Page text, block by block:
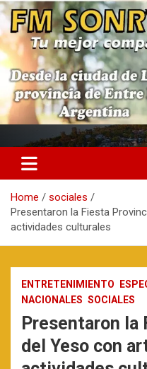
Skip
to
content
Home
sociales
Presentaron la Fiesta
actividades culturales
ENTRETENIMIENTO
NACIONALES SOCIALES
Presentaron la
del Yeso con